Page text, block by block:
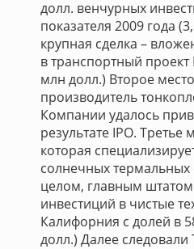
долл. венчурных
показателя 2009 года
крупная сделка –
в транспортный
млн долл.) Второе
производитель
Компании удалось
результате IPO.
которая
солнечных термальных
целом, главным
инвестиций в чистые
Калифорния с долей в
долл.) Далее следовали